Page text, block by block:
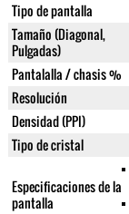
Tipo de pantalla
Tamaño (Diagonal,
Pulgadas)
Pantalalla / chasis %
Resolución
Densidad (PPI)
Tipo de cristal
Especificaciones de la
pantalla